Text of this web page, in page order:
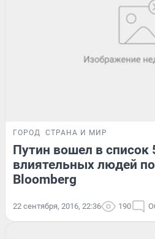
ГОРОД СТРАНА И МИР
Путин вошел в список
влиятельных людей
Bloomberg
22 сентября, 2016, 22:36 190